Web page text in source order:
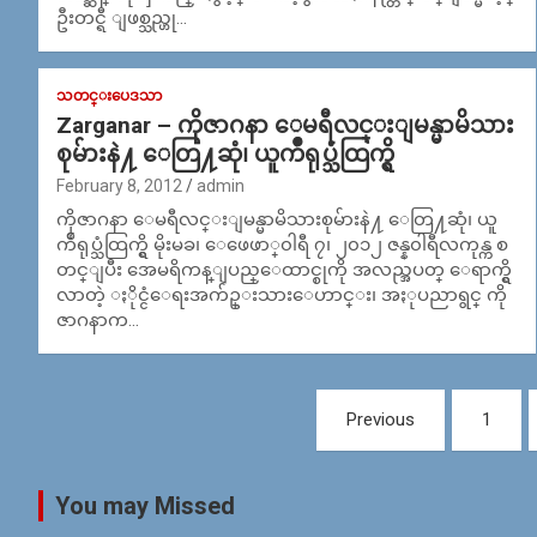
ဦးတင္ရီ ျဖစ္သည္ဟု…
သတင္းပေဒသာ
Zarganar – ကိုဇာဂနာ ေမရီလင္းျမန္မာမိသား
စုမ်ားနဲ႔ ေတြ႔ဆုံ၊ ယူက်ဳရုပ္သံထြက္ရွိ
February 8, 2012 admin
ကိုဇာဂနာ ေမရီလင္းျမန္မာမိသားစုမ်ားနဲ႔ ေတြ႔ဆုံ၊ ယူ
က်ဳရုပ္သံထြက္ရွိ မိုးမခ၊ ေဖေဖာ္၀ါရီ ၇၊ ၂၀၁၂ ဇန္န၀ါရီလကုန္က စ
တင္ျပီး အေမရိကန္ျပည္ေထာင္စုကို အလည္အပတ္ ေရာက္ရွိ
လာတဲ့ ႏိုင္ငံေရးအက်ဥ္းသားေဟာင္း၊ အႏုပညာရွင္ ကို
ဇာဂနာက…
Previous 1
You may Missed